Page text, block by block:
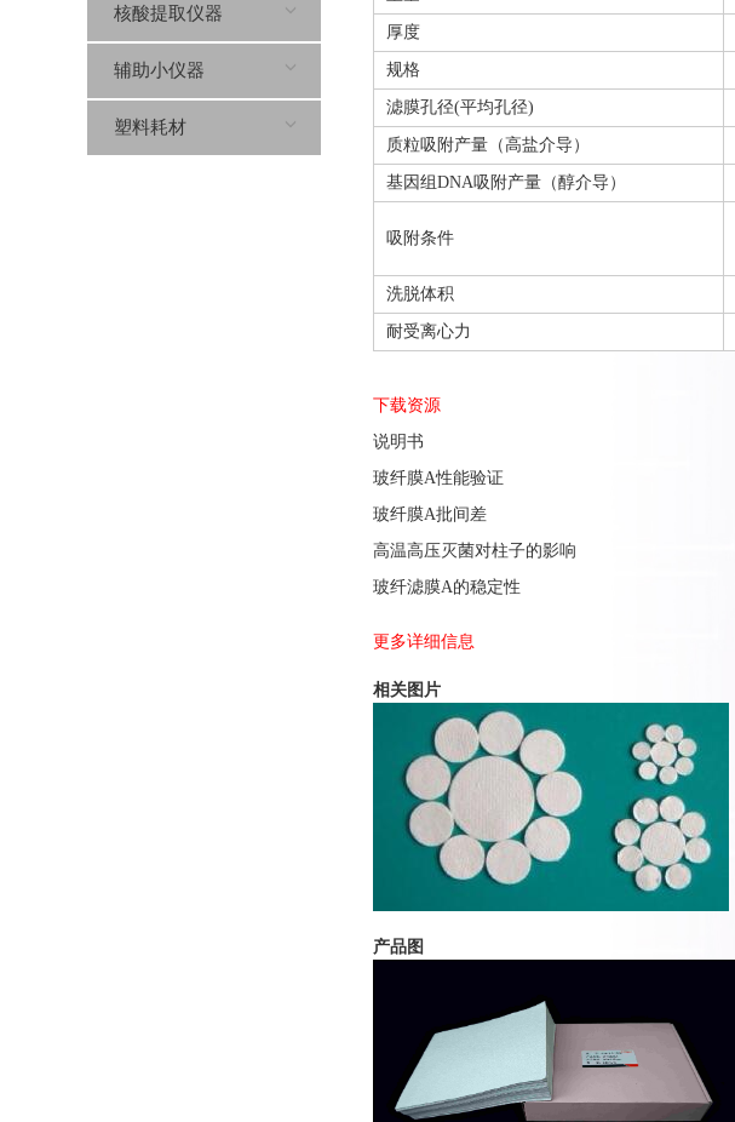
核酸提取仪器
辅助小仪器
塑料耗材
厚度
规格
滤膜孔径(平均孔径)
质粒吸附产量（高盐介导）
基因组DNA吸附产量（醇介导）
吸附条件
洗脱体积
耐受离心力
下载资源
说明书
玻纤膜A性能验证
玻纤膜A批间差
高温高压灭菌对柱子的影响
玻纤滤膜A的稳定性
更多详细信息
相关图片
产品图